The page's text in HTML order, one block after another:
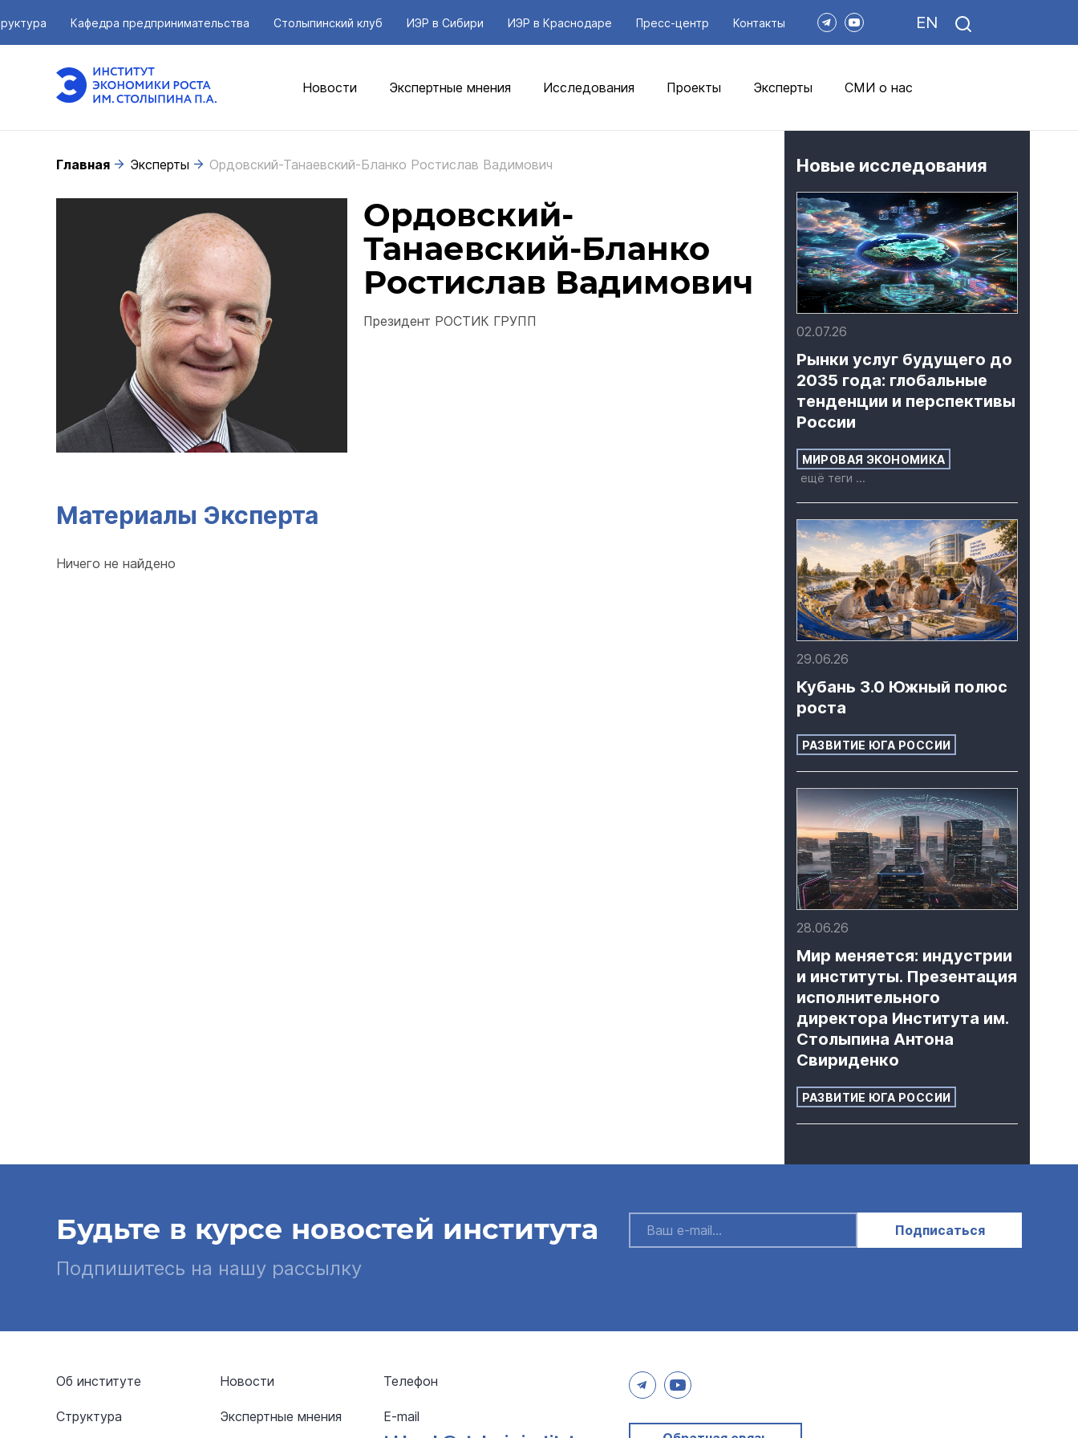
Кафедра предпринимательства Столыпинский клуб ИЭР в Сибири ИЭР в Краснодаре Пресс-центр Контакты EN
Новости Экспертные мнения Исследования Проекты Эксперты СМИ о нас
Главная Эксперты Ордовский-Танаевский-Бланко Ростислав Вадимович
Ордовский-
Танаевский-Бланко
Ростислав Вадимович
Президент РОСТИК ГРУПП
Материалы Эксперта
Ничего не найдено
Новые исследования
02.07.26
Рынки услуг будущего до
2035 года: глобальные
тенденции и перспективы
России
МИРОВАЯ ЭКОНОМИКА
ещё теги ...
29.06.26
Кубань 3.0 Южный полюс
роста
РАЗВИТИЕ ЮГА РОССИИ
28.06.26
Мир меняется: индустрии
и институты. Презентация
исполнительного
директора Института им.
Столыпина Антона
Свириденко
РАЗВИТИЕ ЮГА РОССИИ
Будьте в курсе новостей института
Подпишитесь на нашу рассылку
Подписаться
Об институте
Структура
Новости
Экспертные мнения
Телефон
E-mail